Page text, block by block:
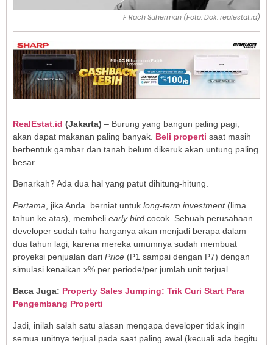
F Rach Suherman (Foto: Dok. realestat.id)
RealEstat.id (Jakarta) – Burung yang bangun paling pagi,
akan dapat makanan paling banyak. Beli properti saat masih
berbentuk gambar dan tanah belum dikeruk akan untung paling
besar.
Benarkah? Ada dua hal yang patut dihitung-hitung.
Pertama , jika Anda berniat untuk long-term investment(lima
tahun ke atas), membeli early bird cocok. Sebuah perusahaan
developer sudah tahu harganya akan menjadi berapa dalam
dua tahun lagi, karena mereka umumnya sudah membuat
proyeksi penjualan dari Price (P1 sampai dengan P7) dengan
simulasi kenaikan x% per periode/per jumlah unit terjual.
Baca Juga: Property Sales Jumping: Trik Curi Start Para
Pengembang Properti
Jadi, inilah salah satu alasan mengapa developer tidak ingin
semua unitnya terjual pada saat paling awal (kecuali ada begitu